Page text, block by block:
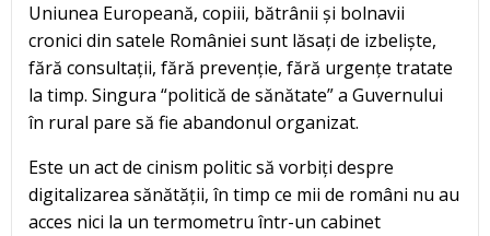
Uniunea Europeană, copiii, bătrânii și bolnavii
cronici din satele României sunt lăsați de izbeliște,
fără consultații, fără prevenție, fără urgențe tratate
la timp. Singura “politică de sănătate” a Guvernului
în rural pare să fie abandonul organizat.
Este un act de cinism politic să vorbiți despre
digitalizarea sănătății, în timp ce mii de români nu au
acces nici la un termometru într-un cabinet